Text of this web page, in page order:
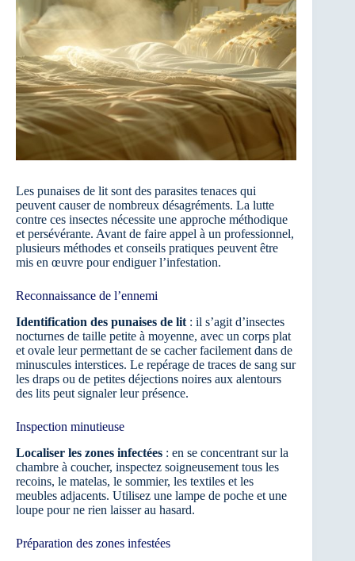
Les punaises de lit sont des parasites tenaces qui
peuvent causer de nombreux désagréments. La lutte
contre ces insectes nécessite une approche méthodique
et persévérante. Avant de faire appel à un professionnel,
plusieurs méthodes et conseils pratiques peuvent être
mis en œuvre pour endiguer l’infestation.
Reconnaissance de l’ennemi
Identification des punaises de lit : il s’agit d’insectes
nocturnes de taille petite à moyenne, avec un corps plat
et ovale leur permettant de se cacher facilement dans de
minuscules interstices. Le repérage de traces de sang sur
les draps ou de petites déjections noires aux alentours
des lits peut signaler leur présence.
Inspection minutieuse
Localiser les zones infectées : en se concentrant sur la
chambre à coucher, inspectez soigneusement tous les
recoins, le matelas, le sommier, les textiles et les
meubles adjacents. Utilisez une lampe de poche et une
loupe pour ne rien laisser au hasard.
Préparation des zones infestées